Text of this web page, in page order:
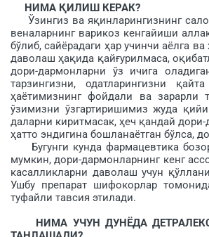
НИМА ҚИЛИШ КЕРАК?
Ўзингиз ва яқинларингизнинг
веналарнинг варикоз кенгайиши
бўлиб, сайёрадаги ҳар учинчи аёлга
даволаш ҳақида қайғурилмаса,
дори-дармонларни ўз ичига
тарзингизни, одатларингизни
ҳаётимизнинг фойдали ва зарарли
ўзимизни ўзгартиришимиз жуда
даларни киритмасак, ҳеч қандай
ҳатто эндигина бошланаётган бўлса,
Бугунги кунда фармацевтика
мумкин, дори-дармонларнинг кенг
касалликларни даволаш учун
Ушбу препарат шифокорлар
туфайли тавсия этилади.
НИМА УЧУН ДУНЁДА